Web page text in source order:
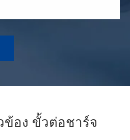
ข้อง ขั้วต่อชาร์จ